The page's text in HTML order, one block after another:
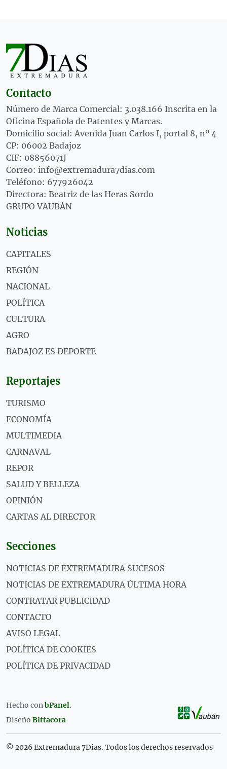
Contacto
Número de Marca Comercial: 3.038.166 Inscrita en la
Oficina Española de Patentes y Marcas.
Domicilio social: Avenida Juan Carlos I, portal 8, nº 4
CP: 06002 Badajoz
CIF: 08856071J
Correo: info@extremadura7dias.com
Teléfono: 677926042
Directora: Beatriz de las Heras Sordo
GRUPO VAUBÁN
Noticias
CAPITALES
REGIÓN
NACIONAL
POLÍTICA
CULTURA
AGRO
BADAJOZ ES DEPORTE
Reportajes
TURISMO
ECONOMÍA
MULTIMEDIA
CARNAVAL
REPOR
SALUD Y BELLEZA
OPINIÓN
CARTAS AL DIRECTOR
Secciones
NOTICIAS DE EXTREMADURA SUCESOS
NOTICIAS DE EXTREMADURA ÚLTIMA HORA
CONTRATAR PUBLICIDAD
CONTACTO
AVISO LEGAL
POLÍTICA DE COOKIES
POLÍTICA DE PRIVACIDAD
Hecho conbPanel.
Diseño Bittacora
© 2026 Extremadura 7Dias. Todos los derechos reservados